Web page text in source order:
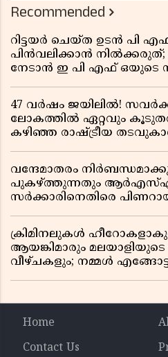
Recommended
റിട്ടയർ ചെയ്ത ഉടൻ പി
പിൻവലിക്കാൻ
നേടാൻ ഇ പി എഫ് ഒയുടെ
47 വർഷം ജയിലിൽ!
ലോകത്തിൽ ഏറ്റവും
കഴിഞ്ഞ രാഷ്ട്രീയ
വന്ദേമാതരം
പുകഴ്ത്തുന്നതും
സർക്കാരിനെതിരെ
ക്രിമിനലുകൾ
ആയങ്കിമാരും
വീഴ്ചകളും; നമ്മൾ
Home
Contact Us